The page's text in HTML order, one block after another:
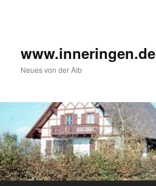
www.inneringen.de
Neues von der Alb